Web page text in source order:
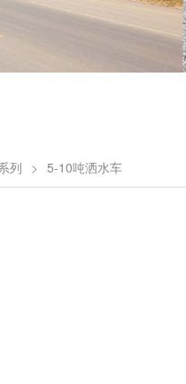
列 > 5-10吨洒水车